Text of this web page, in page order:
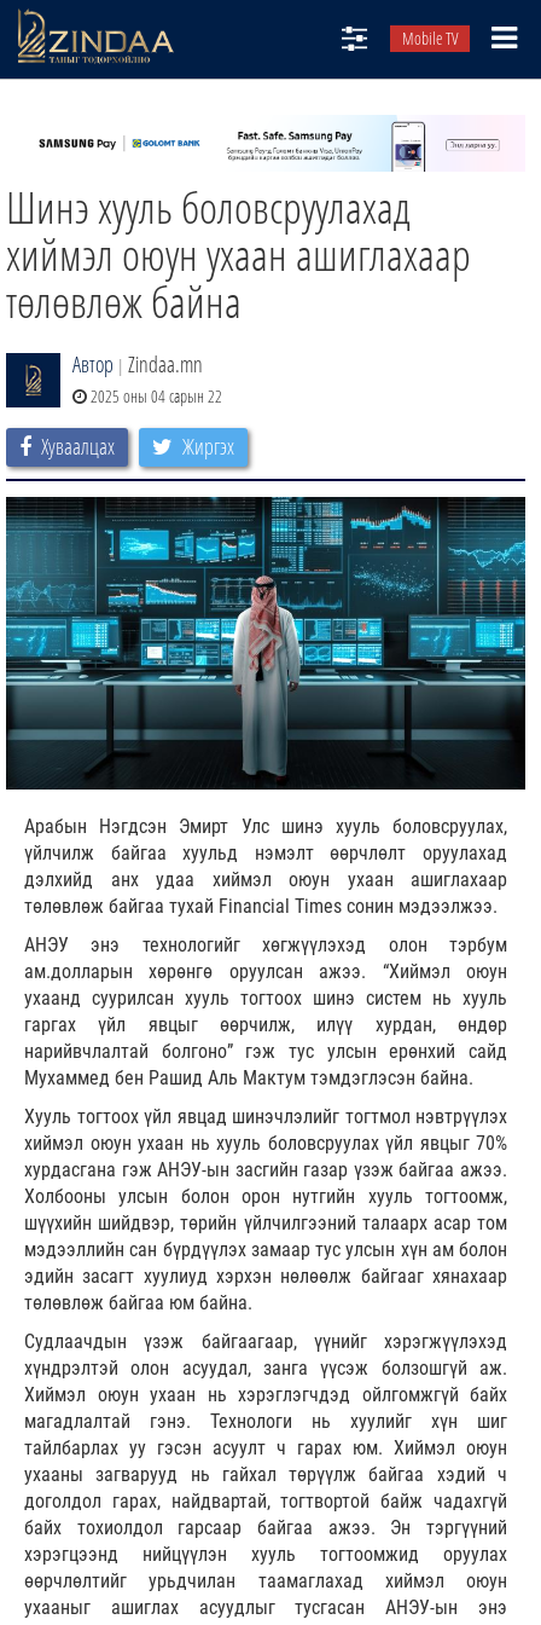
Mobile TV
ТВ8
ӨГЛӨӨНИЙ СОНИН
АУДИО ЗОХИОЛ
Шинэ хууль боловсруулахад
хиймэл оюун ухаан ашиглахаар
төлөвлөж байна
Автор | Zindaa.mn
2025 оны 04 сарын 22
Хуваалцах Жиргэх
Арабын Нэгдсэн Эмирт Улс шинэ хууль боловсруулах,
үйлчилж байгаа хуульд нэмэлт өөрчлөлт оруулахад
дэлхийд анх удаа хиймэл оюун ухаан ашиглахаар
төлөвлөж байгаа тухай Financial Times сонин мэдээлжээ.
АНЭУ энэ технологийг хөгжүүлэхэд олон тэрбум
ам.долларын хөрөнгө оруулсан ажээ. “Хиймэл оюун
ухаанд суурилсан хууль тогтоох шинэ систем нь хууль
гаргах үйл явцыг өөрчилж, илүү хурдан, өндөр
нарийвчлалтай болгоно” гэж тус улсын ерөнхий сайд
Мухаммед бен Рашид Аль Мактум тэмдэглэсэн байна.
Хууль тогтоох үйл явцад шинэчлэлийг тогтмол нэвтрүүлэх
хиймэл оюун ухаан нь хууль боловсруулах үйл явцыг 70%
хурдасгана гэж АНЭУ-ын засгийн газар үзэж байгаа ажээ.
Холбооны улсын болон орон нутгийн хууль тогтоомж,
шүүхийн шийдвэр, төрийн үйлчилгээний талаарх асар том
мэдээллийн сан бүрдүүлэх замаар тус улсын хүн ам болон
эдийн засагт хуулиуд хэрхэн нөлөөлж байгааг хянахаар
төлөвлөж байгаа юм байна.
Судлаачдын үзэж байгаагаар, үүнийг хэрэгжүүлэхэд
хүндрэлтэй олон асуудал, занга үүсэж болзошгүй аж.
Хиймэл оюун ухаан нь хэрэглэгчдэд ойлгомжгүй байх
магадлалтай гэнэ. Технологи нь хуулийг хүн шиг
тайлбарлах уу гэсэн асуулт ч гарах юм. Хиймэл оюун
ухааны загварууд нь гайхал төрүүлж байгаа хэдий ч
доголдол гарах, найдвартай, тогтвортой байж чадахгүй
байх тохиолдол гарсаар байгаа ажээ. Эн тэргүүний
хэрэгцээнд нийцүүлэн хууль тогтоомжид оруулах
өөрчлөлтийг урьдчилан таамаглахад хиймэл оюун
ухааныг ашиглах асуудлыг тусгасан АНЭУ-ын энэ